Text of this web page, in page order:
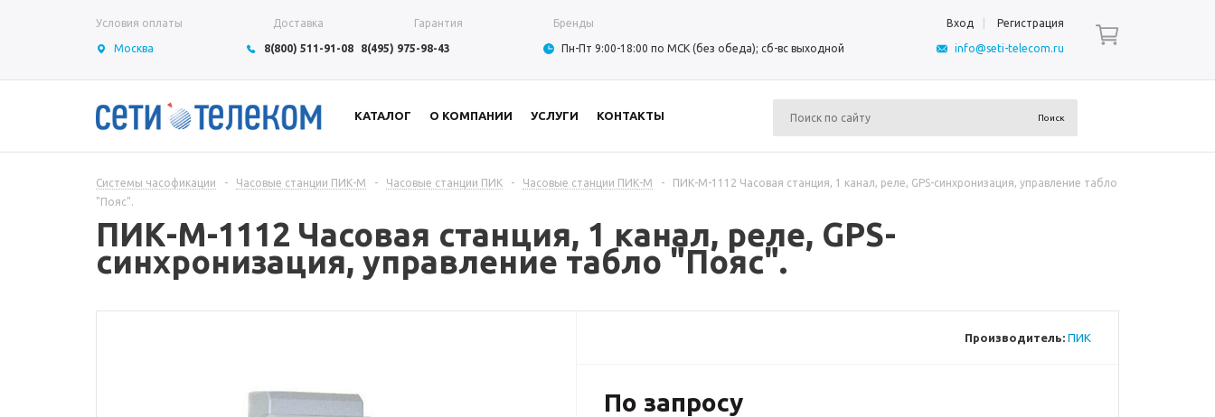
Условия оплаты Доставка Гарантия Бренды Вход Регистрация
Москва 8(800) 511-91-08 8(495) 975-98-43 Пн-Пт 9:00-18:00 по МСК (без обеда); сб-вс выходной info@seti-telecom.ru
КАТАЛОГ О КОМПАНИИ УСЛУГИ КОНТАКТЫ
Системы часофикации - Часовые станции ПИК-М - Часовые станции ПИК - Часовые станции ПИК-М -
ПИК-М-1112 Часовая станция, 1 канал, реле, GPS-синхронизация, управление табло
"Пояс".
ПИК-М-1112 Часовая станция, 1 канал, реле, GPS-
синхронизация, управление табло "Пояс".
Производитель: ПИК
По запросу